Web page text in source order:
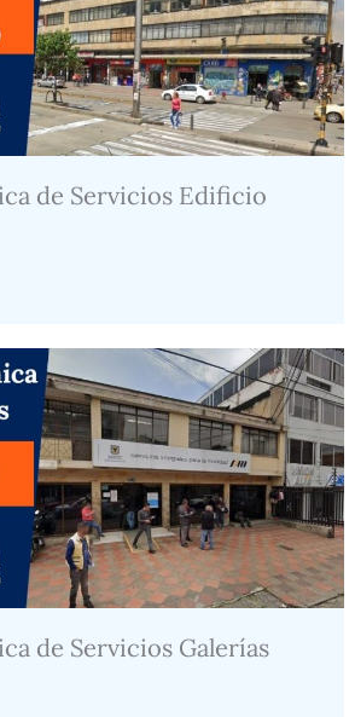
de Servicios Edificio
de Servicios Galerías